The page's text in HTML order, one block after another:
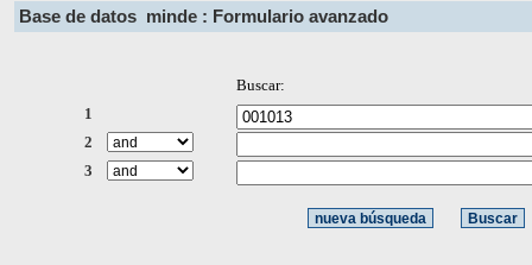
Base de datos minde : Formulario avanzado
Buscar:
1
2
3